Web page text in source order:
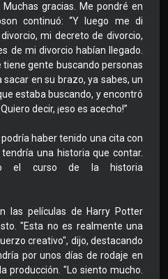
gracias. Me pondré en
continuó: “Y luego me di
mi decreto de divorcio,
de mi divorcio habían llegado.
gente buscando personas
en su brazo, ya sabes, un
estaba buscando, y encontró
decir, ¡eso es acecho!”
haber tenido una cita con
una historia que contar.
el curso de la historia
las películas de Harry Potter
"Esta no es realmente una
creativo", dijo, destacando
por unos días de rodaje en
producción. "Lo siento mucho.